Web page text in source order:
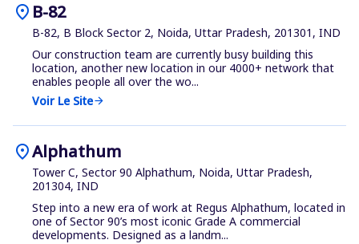
location_on B-82
B-82, B Block Sector 2, Noida, Uttar Pradesh, 201301, IND
Our construction team are currently busy building this
location, another new location in our 4000+ network that
enables people all over the wo...
Voir Le Sitearrow_forward
location_onAlphathum
Tower C, Sector 90 Alphathum, Noida, Uttar Pradesh,
201304, IND
Step into a new era of work at Regus Alphathum, located in
one of Sector 90’s most iconic Grade A commercial
developments. Designed as a landm...